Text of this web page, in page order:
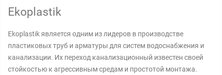
Ekoplastik
Ekoplastik является одним из лидеров в производстве
пластиковых труб и арматуры для систем водоснабжения и
канализации. Их переход канализационный известен своей
стойкостью к агрессивным средам и простотой монтажа.